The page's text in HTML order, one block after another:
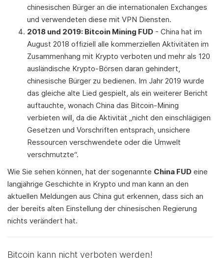
chinesischen Bürger an die internationalen Exchanges
und verwendeten diese mit VPN Diensten.
2018 und 2019: Bitcoin Mining FUD - China hat im
August 2018 offiziell alle kommerziellen Aktivitäten im
Zusammenhang mit Krypto verboten und mehr als 120
ausländische Krypto-Börsen daran gehindert,
chinesische Bürger zu bedienen. Im Jahr 2019 wurde
das gleiche alte Lied gespielt, als ein weiterer Bericht
auftauchte, wonach China das Bitcoin-Mining
verbieten will, da die Aktivität „nicht den einschlägigen
Gesetzen und Vorschriften entsprach, unsichere
Ressourcen verschwendete oder die Umwelt
verschmutzte“.
Wie Sie sehen können, hat der sogenannte China FUD eine
langjährige Geschichte in Krypto und man kann an den
aktuellen Meldungen aus China gut erkennen, dass sich an
der bereits alten Einstellung der chinesischen Regierung
nichts verändert hat.
Bitcoin kann nicht verboten werden!